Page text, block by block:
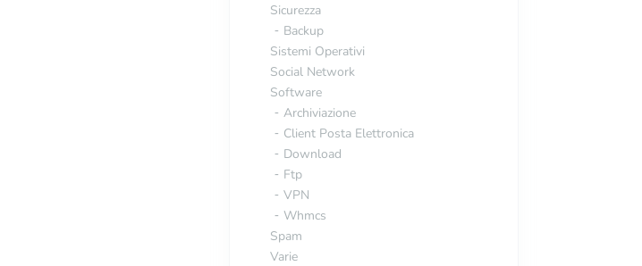
Sicurezza
Backup
Sistemi Operativi
Social Network
Software
Archiviazione
Client Posta Elettronica
Download
Ftp
VPN
Whmcs
Spam
Varie